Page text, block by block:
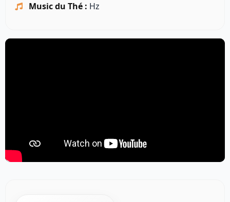
Music du Thé : Hz